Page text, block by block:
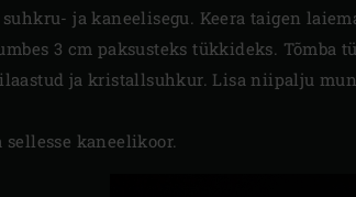
ja kaneelisegu. Keera taigen
3 cm paksusteks tükkideks. Tõmba
ja kristallsuhkur. Lisa niipalju
kaneelikoor.